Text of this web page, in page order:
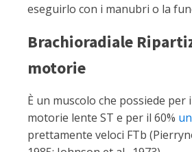
eseguirlo con i manubri o la
Brachioradiale
motorie
È un muscolo che possiede per
motorie lente ST e per il 60%
prettamente veloci FTb